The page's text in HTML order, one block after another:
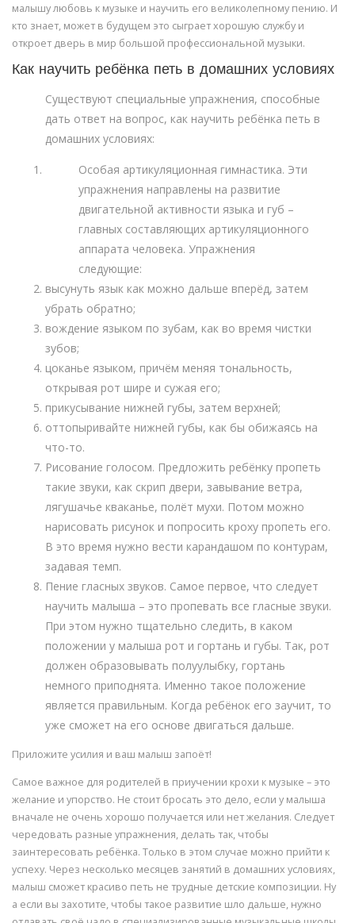
малышу любовь к музыке и научить его великолепному пению. И
кто знает, может в будущем это сыграет хорошую службу и
откроет дверь в мир большой профессиональной музыки.
Как научить ребёнка петь в домашних условиях
Существуют специальные упражнения, способные
дать ответ на вопрос, как научить ребёнка петь в
домашних условиях:
Особая артикуляционная гимнастика. Эти
упражнения направлены на развитие
двигательной активности языка и губ –
главных составляющих артикуляционного
аппарата человека. Упражнения
следующие:
высунуть язык как можно дальше вперёд, затем
убрать обратно;
вождение языком по зубам, как во время чистки
зубов;
цоканье языком, причём меняя тональность,
открывая рот шире и сужая его;
прикусывание нижней губы, затем верхней;
оттопыривайте нижней губы, как бы обижаясь на
что-то.
Рисование голосом. Предложить ребёнку пропеть
такие звуки, как скрип двери, завывание ветра,
лягушачье кваканье, полёт мухи. Потом можно
нарисовать рисунок и попросить кроху пропеть его.
В это время нужно вести карандашом по контурам,
задавая темп.
Пение гласных звуков. Самое первое, что следует
научить малыша – это пропевать все гласные звуки.
При этом нужно тщательно следить, в каком
положении у малыша рот и гортань и губы. Так, рот
должен образовывать полуулыбку, гортань
немного приподнята. Именно такое положение
является правильным. Когда ребёнок его заучит, то
уже сможет на его основе двигаться дальше.
Приложите усилия и ваш малыш запоёт!
Самое важное для родителей в приучении крохи к музыке – это
желание и упорство. Не стоит бросать это дело, если у малыша
вначале не очень хорошо получается или нет желания. Следует
чередовать разные упражнения, делать так, чтобы
заинтересовать ребёнка. Только в этом случае можно прийти к
успеху. Через несколько месяцев занятий в домашних условиях,
малыш сможет красиво петь не трудные детские композиции. Ну
а если вы захотите, чтобы такое развитие шло дальше, нужно